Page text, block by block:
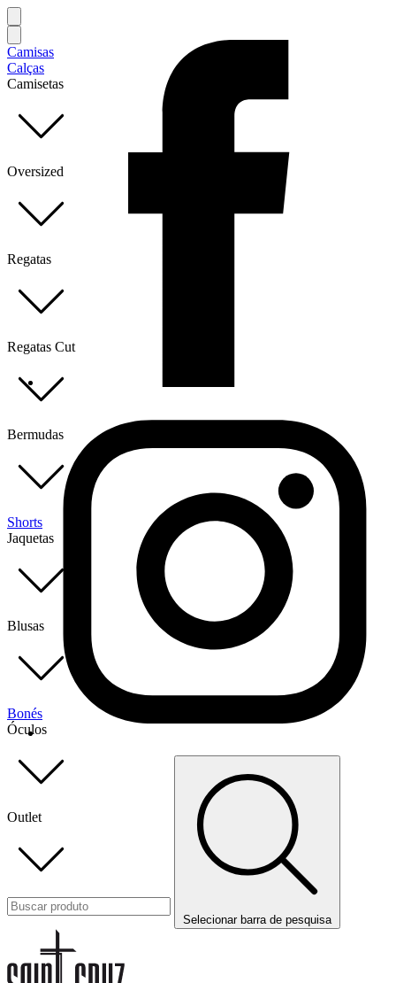
Camisas
Calças
Camisetas
Oversized
Regatas
Regatas Cut
Bermudas
Shorts
Jaquetas
Blusas
Bonés
Óculos
Outlet
Selecionar barra de pesquisa